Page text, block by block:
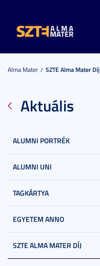
Alma Mater SZTE Alma Mater Díj
Aktuális
ALUMNI PORTRÉK
ALUMNI UNI
TAGKÁRTYA
EGYETEM ANNO
SZTE ALMA MATER DÍJ